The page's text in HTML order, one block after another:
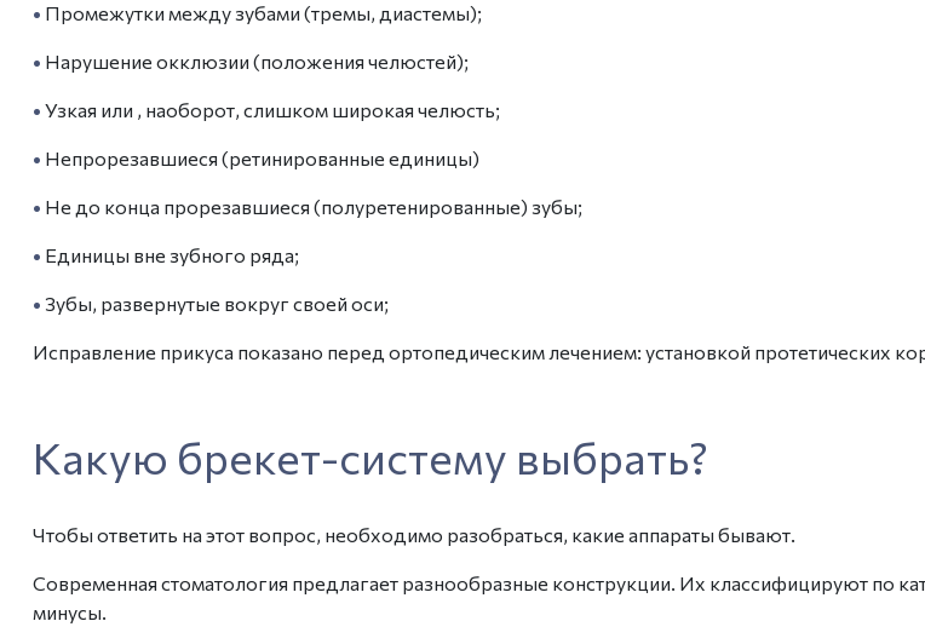
• Промежутки между зубами (тремы, диастемы);
• Нарушение окклюзии (положения челюстей);
• Узкая или , наоборот, слишком широкая челюсть;
• Непрорезавшиеся (ретинированные единицы)
• Не до конца прорезавшиеся (полуретенированные) зубы;
• Единицы вне зубного ряда;
• Зубы, развернутые вокруг своей оси;
Исправление прикуса показано перед ортопедическим лечением: установкой протетических
Какую брекет-систему выбрать?
Чтобы ответить на этот вопрос, необходимо разобраться, какие аппараты бывают.
Современная стоматология предлагает разнообразные конструкции. Их классифицируют по
минусы.